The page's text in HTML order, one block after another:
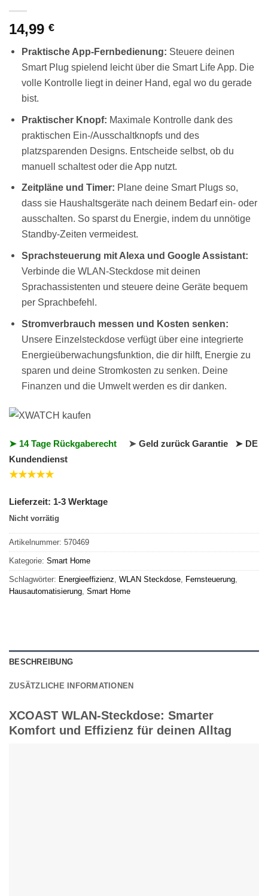
14,99 €
Praktische App-Fernbedienung: Steuere deinen
Smart Plug spielend leicht über die Smart Life App. Die
volle Kontrolle liegt in deiner Hand, egal wo du gerade
bist.
Praktischer Knopf: Maximale Kontrolle dank des
praktischen Ein-/Ausschaltknopfs und des
platzsparenden Designs. Entscheide selbst, ob du
manuell schaltest oder die App nutzt.
Zeitpläne und Timer: Plane deine Smart Plugs so,
dass sie Haushaltsgeräte nach deinem Bedarf ein- oder
ausschalten. So sparst du Energie, indem du unnötige
Standby-Zeiten vermeidest.
Sprachsteuerung mit Alexa und Google Assistant:
Verbinde die WLAN-Steckdose mit deinen
Sprachassistenten und steuere deine Geräte bequem
per Sprachbefehl.
Stromverbrauch messen und Kosten senken:
Unsere Einzelsteckdose verfügt über eine integrierte
Energieüberwachungsfunktion, die dir hilft, Energie zu
sparen und deine Stromkosten zu senken. Deine
Finanzen und die Umwelt werden es dir danken.
➤ 14 Tage Rückgaberecht ➤ Geld zurück Garantie ➤ DE
Kundendienst
★★★★★
Lieferzeit: 1-3 Werktage
Nicht vorrätig
Artikelnummer: 570469
Kategorie: Smart Home
Schlagwörter: Energieeffizienz, WLAN Steckdose, Fernsteuerung,
Hausautomatisierung, Smart Home
BESCHREIBUNG
ZUSÄTZLICHE INFORMATIONEN
XCOAST WLAN-Steckdose: Smarter
Komfort und Effizienz für deinen Alltag